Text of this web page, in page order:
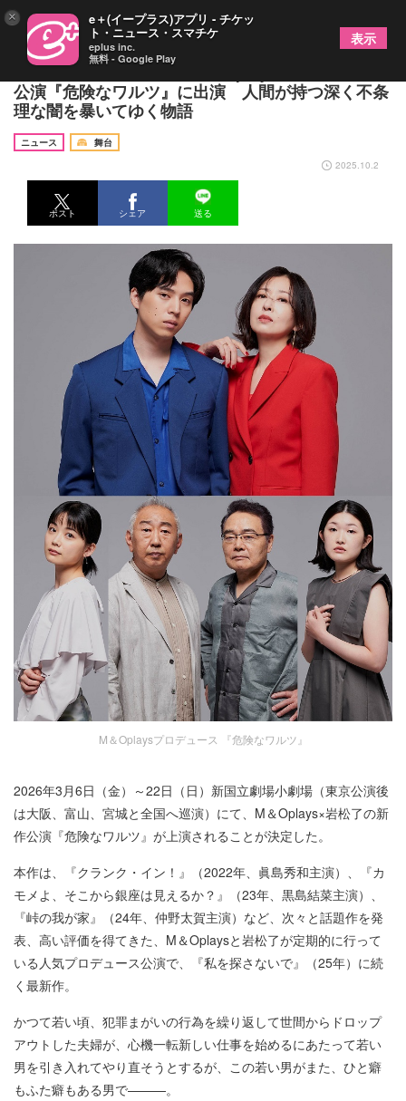
松雪泰子、坂東龍汰らがM＆Oplays×岩松了の新作
公演『危険なワルツ』に出演 人間が持つ深く不条
理な闇を暴いてゆく物語
ニュース
舞台
2025.10.2
ポスト シェア 送る
M＆Oplaysプロデュース 『危険なワルツ』
2026年3月6日（金）～22日（日）新国立劇場小劇場（東京公演後
は大阪、富山、宮城と全国へ巡演）にて、M＆Oplays×岩松了の新
作公演『危険なワルツ』が上演されることが決定した。
本作は、『クランク・イン！』（2022年、眞島秀和主演）、『カ
モメよ、そこから銀座は見えるか？』（23年、黒島結菜主演）、
『峠の我が家』（24年、仲野太賀主演）など、次々と話題作を発
表、高い評価を得てきた、M＆Oplaysと岩松了が定期的に行って
いる人気プロデュース公演で、『私を探さないで』（25年）に続
く最新作。
かつて若い頃、犯罪まがいの行為を繰り返して世間からドロップ
アウトした夫婦が、心機一転新しい仕事を始めるにあたって若い
男を引き入れてやり直そうとするが、この若い男がまた、ひと癖
もふた癖もある男で———。
× e＋(イープラス)アプリ - チケッ
ト・ニュース・スマチケ
eplus inc.
無料 - Google Play
表示